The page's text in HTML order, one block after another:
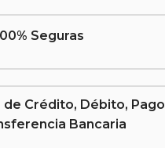
Seguras
Crédito, Débito,
Bancaria